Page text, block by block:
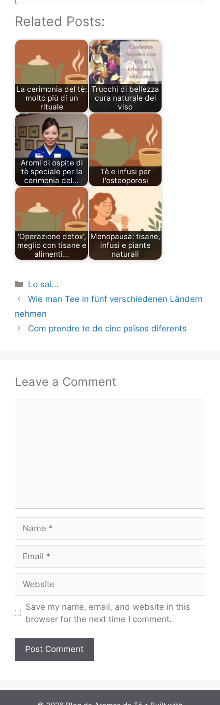
Related Posts:
La cerimonia del tè:
molto più di un
rituale
Trucchi di bellezza
cura naturale del
viso
Aromi di ospite di
tè speciale per la
cerimonia del…
Tè e infusi per
l'osteoporosi
'Operazione detox',
meglio con tisane e
alimenti…
Menopausa: tisane,
infusi e piante
naturali
Categories
Lo sai...
Wie man Tee in fünf verschiedenen Ländern
nehmen
Com prendre te de cinc països diferents
Leave a Comment
Save my name, email, and website in this
browser for the next time I comment.